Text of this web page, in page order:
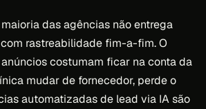
das agências não entrega
rastreabilidade fim-a-fim. O
costumam ficar na conta da
mudar de fornecedor, perde o
automatizadas de lead via IA são